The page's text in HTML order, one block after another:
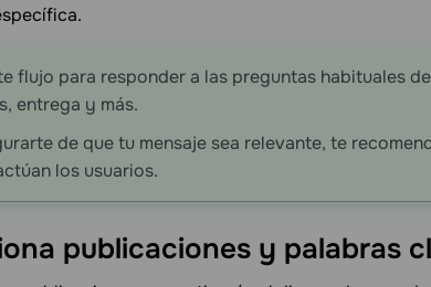
flujo para responder a las preguntas habituales
entrega y más.
de que tu mensaje sea relevante, te
los usuarios.
publicaciones y palabras